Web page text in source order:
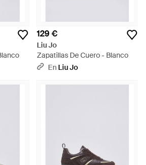
129 €
Liu Jo
Zapatillas De Cuero - Blanco
En Liu Jo